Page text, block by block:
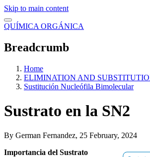
Skip to main content
QUÍMICA ORGÁNICA
Breadcrumb
Home
ELIMINATION AND
Sustitución Nucleófila Bimolecular
Sustrato en la SN2
By German Fernandez, 25 February, 2024
Importancia del Sustrato